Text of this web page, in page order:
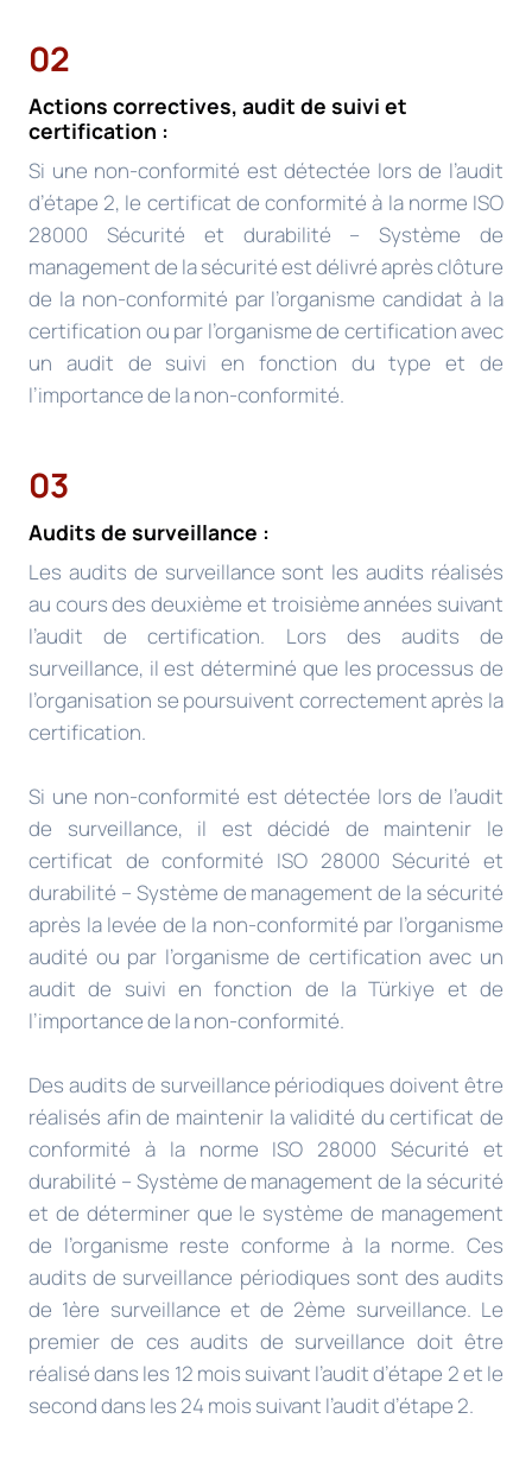
02
Actions correctives, audit de suivi et
certification :
Si une non-conformité est détectée lors de l’audit
d’étape 2, le certificat de conformité à la norme ISO
28000 Sécurité et durabilité – Système de
management de la sécurité est délivré après clôture
de la non-conformité par l’organisme candidat à la
certification ou par l’organisme de certification avec
un audit de suivi en fonction du type et de
l’importance de la non-conformité.
03
Audits de surveillance :
Les audits de surveillance sont les audits réalisés
au cours des deuxième et troisième années suivant
l’audit de certification. Lors des audits de
surveillance, il est déterminé que les processus de
l’organisation se poursuivent correctement après la
certification.
Si une non-conformité est détectée lors de l’audit
de surveillance, il est décidé de maintenir le
certificat de conformité ISO 28000 Sécurité et
durabilité – Système de management de la sécurité
après la levée de la non-conformité par l’organisme
audité ou par l’organisme de certification avec un
audit de suivi en fonction de la Türkiye et de
l’importance de la non-conformité.
Des audits de surveillance périodiques doivent être
réalisés afin de maintenir la validité du certificat de
conformité à la norme ISO 28000 Sécurité et
durabilité – Système de management de la sécurité
et de déterminer que le système de management
de l’organisme reste conforme à la norme. Ces
audits de surveillance périodiques sont des audits
de 1ère surveillance et de 2ème surveillance. Le
premier de ces audits de surveillance doit être
réalisé dans les 12 mois suivant l’audit d’étape 2 et le
second dans les 24 mois suivant l’audit d’étape 2.